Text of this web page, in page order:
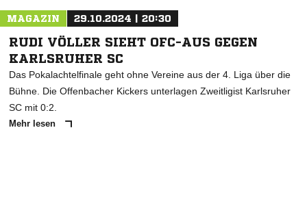
MAGAZIN 29.10.2024 | 20:30
RUDI VÖLLER SIEHT OFC-AUS GEGEN
KARLSRUHER SC
Das Pokalachtelfinale geht ohne Vereine aus der 4. Liga über die
Bühne. Die Offenbacher Kickers unterlagen Zweitligist Karlsruher
SC mit 0:2.
Mehr lesen